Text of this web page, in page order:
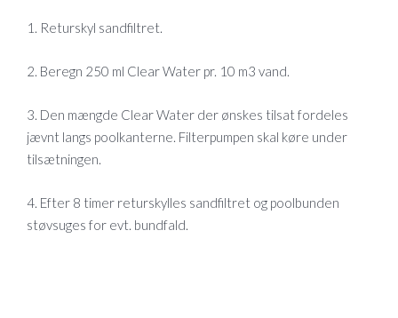
1. Returskyl sandfiltret.
2. Beregn 250 ml Clear Water pr. 10 m3 vand.
3. Den mængde Clear Water der ønskes tilsat fordeles
jævnt langs poolkanterne. Filterpumpen skal køre under
tilsætningen.
4. Efter 8 timer returskylles sandfiltret og poolbunden
støvsuges for evt. bundfald.